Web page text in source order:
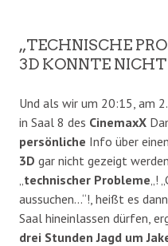
„TECHNISCHE
3D KONNTE
Und als wir um 20:15, am
in Saal 8 des CinemaxX
persönliche Info über
3D gar nicht gezeigt
technischer Probleme „!
aussuchen…“!, heißt es
Saal hineinlassen dürfen,
drei Stunden Jagd um